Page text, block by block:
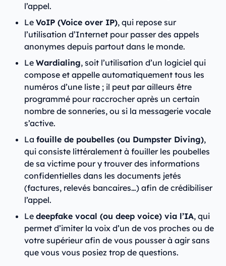
l’appel.
Le VoIP (Voice over IP), qui repose sur
l’utilisation d’Internet pour passer des appels
anonymes depuis partout dans le monde.
Le Wardialing, soit l’utilisation d’un logiciel qui
compose et appelle automatiquement tous les
numéros d’une liste ; il peut par ailleurs être
programmé pour raccrocher après un certain
nombre de sonneries, ou si la messagerie vocale
s’active.
La fouille de poubelles (ou Dumpster Diving),
qui consiste littéralement à fouiller les poubelles
de sa victime pour y trouver des informations
confidentielles dans les documents jetés
(factures, relevés bancaires…) afin de crédibiliser
l’appel.
Le deepfake vocal (ou deep voice) via l’IA, qui
permet d’imiter la voix d’un de vos proches ou de
votre supérieur afin de vous pousser à agir sans
que vous vous posiez trop de questions.